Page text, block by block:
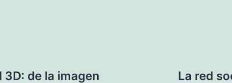
de la imagen
La red